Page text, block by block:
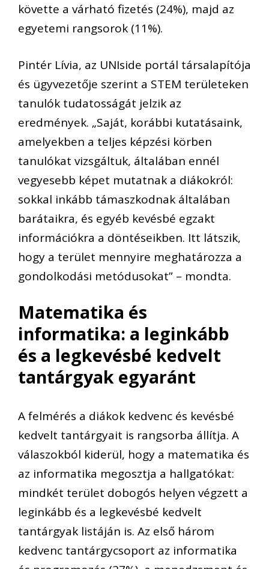
követte a várható fizetés (24%), majd az
egyetemi rangsorok (11%).
Pintér Lívia, az UNIside portál társalapítója
és ügyvezetője szerint a STEM területeken
tanulók tudatosságát jelzik az
eredmények. „Saját, korábbi kutatásaink,
amelyekben a teljes képzési körben
tanulókat vizsgáltuk, általában ennél
vegyesebb képet mutatnak a diákokról:
sokkal inkább támaszkodnak általában
barátaikra, és egyéb kevésbé egzakt
információkra a döntéseikben. Itt látszik,
hogy a terület mennyire meghatározza a
gondolkodási metódusokat” – mondta.
Matematika és
informatika: a leginkább
és a legkevésbé kedvelt
tantárgyak egyaránt
Afelmérés a diákok kedvenc és kevésbé
kedvelt tantárgyait is rangsorba állítja. A
válaszokból kiderül, hogy a matematika és
az informatika megosztja a hallgatókat:
mindkét terület dobogós helyen végzett a
leginkább és a legkevésbé kedvelt
tantárgyak listáján is. Az első három
kedvenc tantárgycsoport az informatika